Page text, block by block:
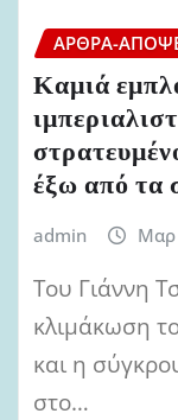
ΆΡΘΡΑ-
Καμιά
έξω από τα
admin Μαρ
Του Γιάννη
κλιμάκωση
και η
στο…